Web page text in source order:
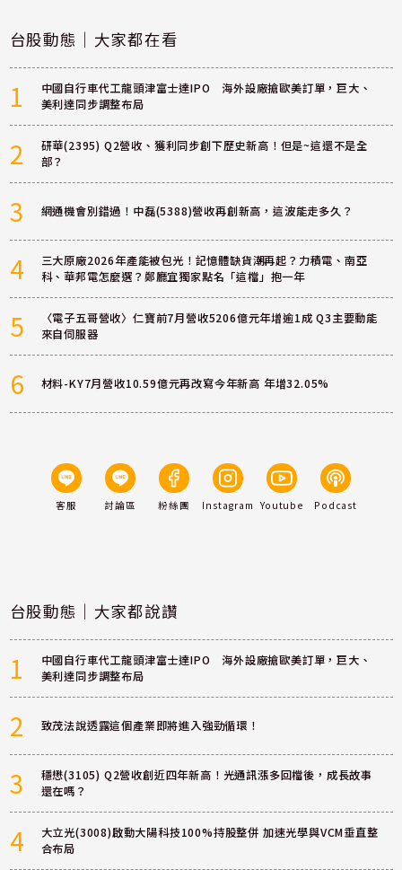
台股動態｜大家都在看
1
中國自行車代工龍頭津富士達IPO 海外設廠搶歐美訂單，巨大、
美利達同步調整布局
2
研華(2395) Q2營收、獲利同步創下歷史新高！但是~這還不是全
部？
3 網通機會別錯過！中磊(5388)營收再創新高，這波能走多久？
4
三大原廠2026年產能被包光！記憶體缺貨潮再起？力積電、南亞
科、華邦電怎麼選？鄭廳宜獨家點名「這檔」抱一年
5
〈電子五哥營收〉仁寶前7月營收5206億元年增逾1成 Q3主要動能
來自伺服器
6 材料-KY7月營收10.59億元再改寫今年新高 年增32.05%
客服 討論區 粉絲團 Instagram Youtube Podcast
台股動態｜大家都說讚
1
中國自行車代工龍頭津富士達IPO 海外設廠搶歐美訂單，巨大、
美利達同步調整布局
2 致茂法說透露這個產業即將進入強勁循環！
3
穩懋(3105) Q2營收創近四年新高！光通訊漲多回檔後，成長故事
還在嗎？
4
大立光(3008)啟動大陽科技100%持股整併 加速光學與VCM垂直整
合布局